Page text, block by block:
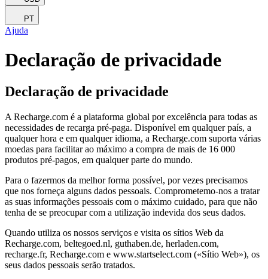
PT
Ajuda
Declaração de privacidade
Declaração de privacidade
A Recharge.com é a plataforma global por excelência para todas as
necessidades de recarga pré-paga. Disponível em qualquer país, a
qualquer hora e em qualquer idioma, a Recharge.com suporta várias
moedas para facilitar ao máximo a compra de mais de 16 000
produtos pré-pagos, em qualquer parte do mundo.
Para o fazermos da melhor forma possível, por vezes precisamos
que nos forneça alguns dados pessoais. Comprometemo-nos a tratar
as suas informações pessoais com o máximo cuidado, para que não
tenha de se preocupar com a utilização indevida dos seus dados.
Quando utiliza os nossos serviços e visita os sítios Web da
Recharge.com, beltegoed.nl, guthaben.de, herladen.com,
recharge.fr, Recharge.com e www.startselect.com («Sítio Web»), os
seus dados pessoais serão tratados.